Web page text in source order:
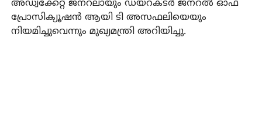
അഡ്വക്കേറ്റ് ജനറലായും ഡയറക്ടര്‍ ജനറല്‍ ഓഫ്
പ്രോസിക്യൂഷന്‍ ആയി ടി അസഫലിയെയും
നിയമിച്ചുവെന്നും മുഖ്യമന്ത്രി അറിയിച്ചു.